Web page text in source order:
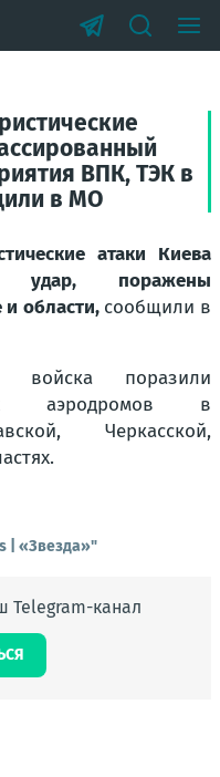
ВПК, ТЭК в
в МО
атаки Киева
удар, поражены
области, сообщили в
войска поразили
аэродромов в
Черкасской,
| «Звезда»"
Telegram-канал